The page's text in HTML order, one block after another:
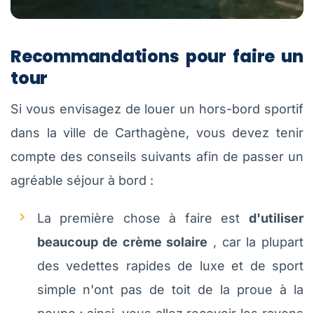
Recommandations pour faire un
tour
Si vous envisagez de louer un hors-bord sportif
dans la ville de Carthagène, vous devez tenir
compte des conseils suivants afin de passer un
agréable séjour à bord :
La première chose à faire est d'utiliser
beaucoup de crème solaire , car la plupart
des vedettes rapides de luxe et de sport
simple n'ont pas de toit de la proue à la